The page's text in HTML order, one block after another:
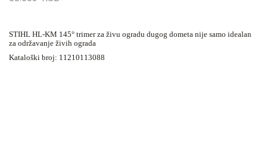
STIHL HL-KM 145° trimer za živu ogradu dugog dometa nije samo idealan
za održavanje živih ograda
Kataloški broj: 11210113088